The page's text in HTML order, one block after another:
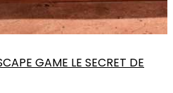
GAME LE SECRET DE